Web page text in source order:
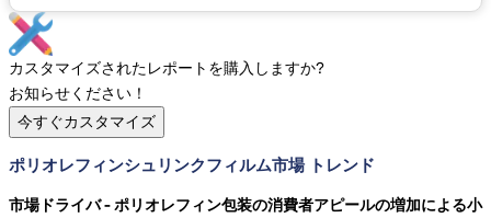
カスタマイズされたレポートを購入しますか?
お知らせください！
今すぐカスタマイズ
ポリオレフィンシュリンクフィルム市場 トレンド
市場ドライバ - ポリオレフィン包装の消費者アピールの増加による小